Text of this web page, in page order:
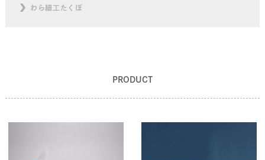
わら細工たくぼ
PRODUCT